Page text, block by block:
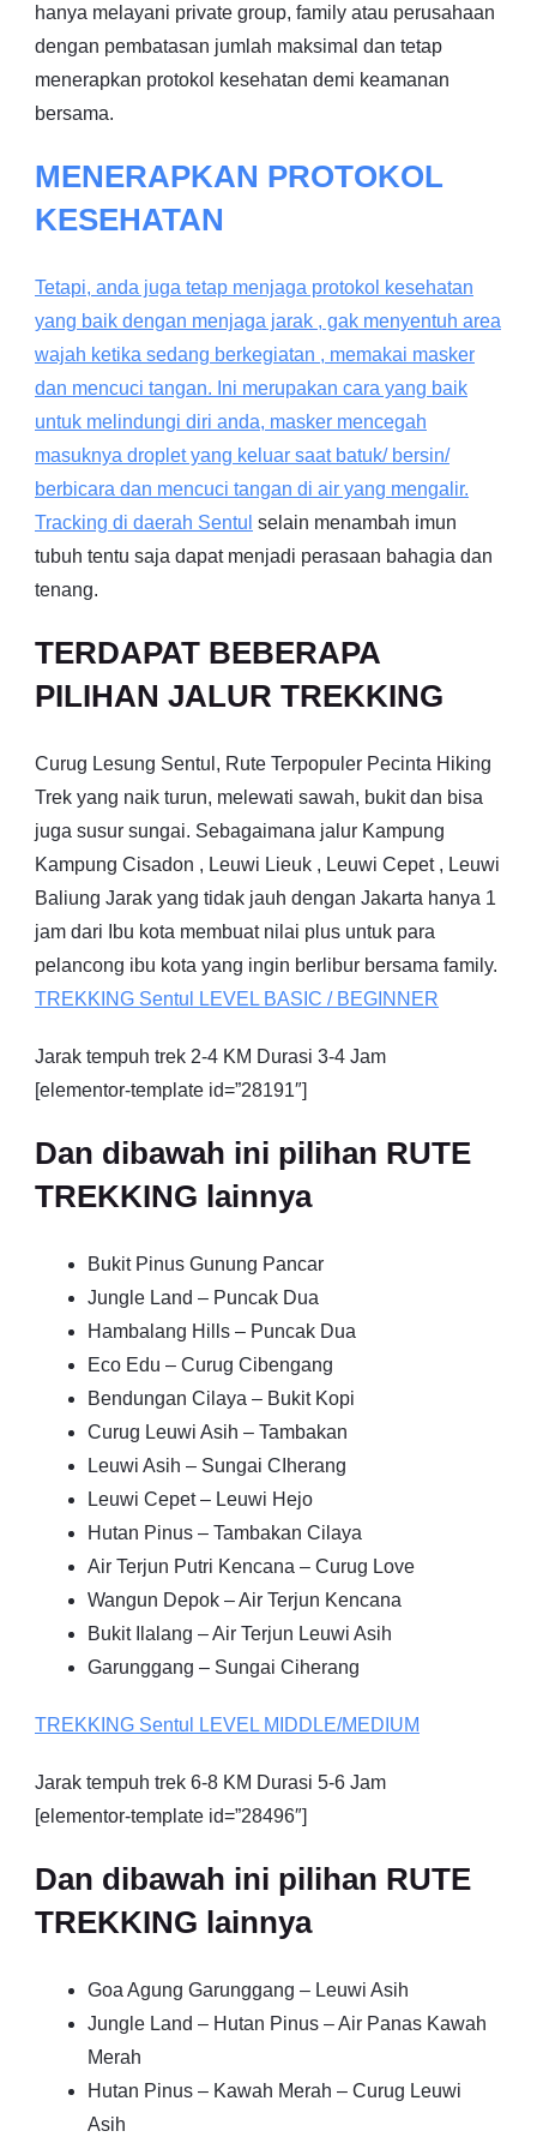
hanya melayani private group, family atau perusahaan
dengan pembatasan jumlah maksimal dan tetap
menerapkan protokol kesehatan demi keamanan
bersama.
MENERAPKAN PROTOKOL
KESEHATAN
Tetapi, anda juga tetap menjaga protokol kesehatan
yang baik dengan menjaga jarak , gak menyentuh area
wajah ketika sedang berkegiatan , memakai masker
dan mencuci tangan. Ini merupakan cara yang baik
untuk melindungi diri anda, masker mencegah
masuknya droplet yang keluar saat batuk/ bersin/
berbicara dan mencuci tangan di air yang mengalir.
Tracking di daerah Sentul selain menambah imun
tubuh tentu saja dapat menjadi perasaan bahagia dan
tenang.
TERDAPAT BEBERAPA
PILIHAN JALUR TREKKING
Curug Lesung Sentul, Rute Terpopuler Pecinta Hiking
Trek yang naik turun, melewati sawah, bukit dan bisa
juga susur sungai. Sebagaimana jalur Kampung
Kampung Cisadon , Leuwi Lieuk , Leuwi Cepet , Leuwi
Baliung Jarak yang tidak jauh dengan Jakarta hanya 1
jam dari Ibu kota membuat nilai plus untuk para
pelancong ibu kota yang ingin berlibur bersama family.
TREKKING Sentul LEVEL BASIC / BEGINNER
Jarak tempuh trek 2-4 KM Durasi 3-4 Jam
[elementor-template id=”28191″]
Dan dibawah ini pilihan RUTE
TREKKING lainnya
Bukit Pinus Gunung Pancar
Jungle Land – Puncak Dua
Hambalang Hills – Puncak Dua
Eco Edu – Curug Cibengang
Bendungan Cilaya – Bukit Kopi
Curug Leuwi Asih – Tambakan
Leuwi Asih – Sungai CIherang
Leuwi Cepet – Leuwi Hejo
Hutan Pinus – Tambakan Cilaya
Air Terjun Putri Kencana – Curug Love
Wangun Depok – Air Terjun Kencana
Bukit Ilalang – Air Terjun Leuwi Asih
Garunggang – Sungai Ciherang
TREKKING Sentul LEVEL MIDDLE/MEDIUM
Jarak tempuh trek 6-8 KM Durasi 5-6 Jam
[elementor-template id=”28496″]
Dan dibawah ini pilihan RUTE
TREKKING lainnya
Goa Agung Garunggang – Leuwi Asih
Jungle Land – Hutan Pinus – Air Panas Kawah
Merah
Hutan Pinus – Kawah Merah – Curug Leuwi
Asih